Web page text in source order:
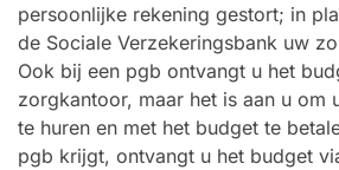
persoonlijke rekening gestort; in
de Sociale Verzekeringsbank uw
Ook bij een pgb ontvangt u het
zorgkantoor, maar het is aan u om
te huren en met het budget te
pgb krijgt, ontvangt u het budget